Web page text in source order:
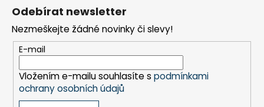
Odebírat newsletter
Nezmeškejte žádné novinky či slevy!
E-mail
Vložením e-mailu souhlasíte s podmínkami
ochrany osobních údajů